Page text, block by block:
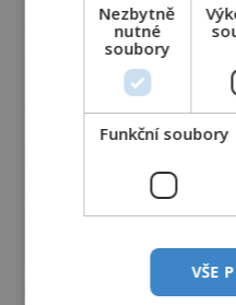
Nezbytně
nutné
soubory
Funkční soubory
VŠE